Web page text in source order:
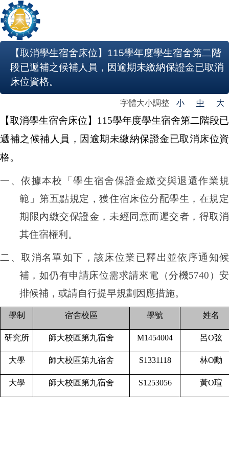
【取消學生宿舍床位】115學年度學生宿舍第二階
段已遞補之候補人員，因逾期未繳納保證金已取消
床位資格。
字體大小調整 小 中 大
【取消學生宿舍床位】 115學年度學生宿舍第二階段已
遞補之候補人員，因逾期未繳納保證金已取消床位資
格。
一、依據本校「學生宿舍保證金繳交與退還作業規
範」第五點規定，獲住宿床位分配學生，在規定
期限內繳交保證金，未經同意而遲交者，得取消
其住宿權利。
二、取消名單如下，該床位業已釋出並依序通知候
補，如仍有申請床位需求請來電（分機5740）安
排候補，或請自行提早規劃因應措施。
學制 宿舍校區 學號 姓名
研究所 師大校區第九宿舍 M1454004 呂O弦
大學 師大校區第九宿舍 S1331118 林O勳
大學 師大校區第九宿舍 S1253056 黃O瑄